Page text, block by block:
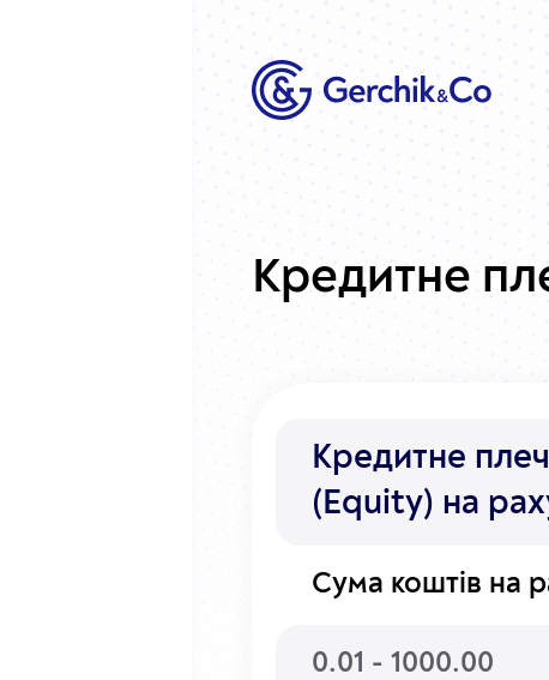
Кредитне
Кредитне
(Equity) на
Сума коштів на
0.01 - 1000.00